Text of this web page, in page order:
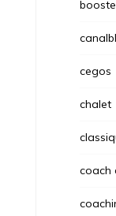
cegos
chalet
coach